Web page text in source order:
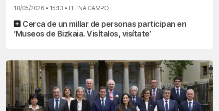
18/05/2026 • 15:13 • ELENA CAMPO
Cerca de un millar de personas participan en
‘Museos de Bizkaia. Visítalos, visítate’